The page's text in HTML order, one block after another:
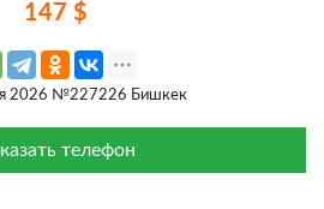
147 $
2026 №227226 Бишкек
телефон